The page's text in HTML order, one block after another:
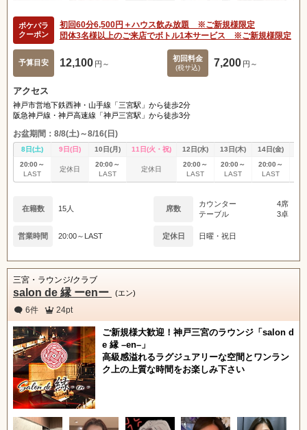
ポケパラ
クーポン
初回60分6,500円＋ハウス飲み放題 ※ご新規様限定
団体3名様以上のご来店でボトル1本サービス ※ご新規様限定
予算目安 12,100 円～
初回料金
(税サ込) 7,200 円～
アクセス
神戸市営地下鉄西神・山手線「三宮駅」から徒歩2分
阪急神戸線・神戸高速線「神戸三宮駅」から徒歩3分
お盆期間：8/8(土)～8/16(日)
8日(土) 9日(日) 10日(月) 11日(火・祝) 12日(水) 13日(木) 14日(金)
20:00～
LAST
定休日
20:00～
LAST
定休日
20:00～
LAST
20:00～
LAST
20:00～
LAST
在籍数 15人 席数
カウンター
4席
テーブル
3卓
営業時間 20:00～LAST 定休日 日曜・祝日
三宮・ラウンジ/クラブ
salon de 縁 ーenー (エン)
6件 24pt
ご新規様大歓迎！神戸三宮のラウンジ「salon d
e 縁 –en–」
高級感溢れるラグジュアリーな空間とワンラン
ク上の上質な時間をお楽しみ下さい